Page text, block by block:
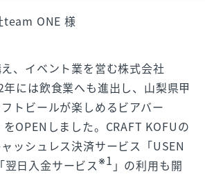
team ONE 様
、イベント業を営む株式会社
には飲食業へも進出し、山梨県甲
トビールが楽しめるビアバー
をOPENしました。CRAFT KOFUの
ッシュレス決済サービス「USEN
翌日入金サービス※1 」の利用も開